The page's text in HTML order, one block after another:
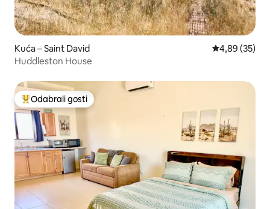
Kuća – Saint David Prosječna
4,89 (35)
Huddleston House
Među najviše rangiranima s oznakom „Odabrali gosti”
Odabrali gosti